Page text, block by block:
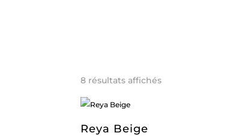
8 résultats affichésTrié
Reya Beige